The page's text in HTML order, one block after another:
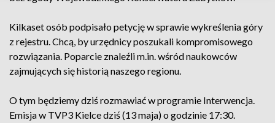
Kilkaset osób podpisało petycję w sprawie wykreślenia góry
z rejestru. Chcą, by urzędnicy poszukali kompromisowego
rozwiązania. Poparcie znaleźli m.in. wśród naukowców
zajmujących się historią naszego regionu.
O tym będziemy dziś rozmawiać w programie Interwencja.
Emisja w TVP3 Kielce dziś (13 maja) o godzinie 17:30.